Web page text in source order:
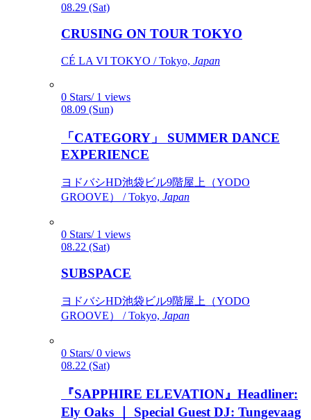
08.29 (Sat)
CRUSING ON TOUR TOKYO
CÉ LA VI TOKYO / Tokyo, Japan
0 Stars/ 1 views
08.09 (Sun)
「CATEGORY」 SUMMER DANCE
EXPERIENCE
ヨドバシHD池袋ビル9階屋上（YODO
GROOVE） / Tokyo, Japan
0 Stars/ 1 views
08.22 (Sat)
SUBSPACE
ヨドバシHD池袋ビル9階屋上（YODO
GROOVE） / Tokyo, Japan
0 Stars/ 0 views
08.22 (Sat)
『SAPPHIRE ELEVATION』Headliner:
Ely Oaks ｜ Special Guest DJ: Tungevaag